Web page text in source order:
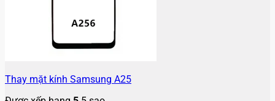
Thay mặt kính Samsung A25